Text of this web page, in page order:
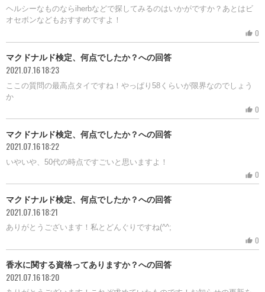
ヘルシーなものならiherbなどで探してみるのはいかがですか？あとはビ
オセボンなどもおすすめですよ！
thumb_up 0
マクドナルド検定、何点でしたか？への回答
2021.07.16 18:23
ここの質問の最高点タイですね！やっぱり58くらいが限界なのでしょう
か
thumb_up 0
マクドナルド検定、何点でしたか？への回答
2021.07.16 18:22
いやいや、50代の時点ですごいと思いますよ！
thumb_up 0
マクドナルド検定、何点でしたか？への回答
2021.07.16 18:21
ありがとうございます！私とどんぐりですね(^^;
thumb_up 0
香水に関する資格ってありますか？への回答
2021.07.16 18:20